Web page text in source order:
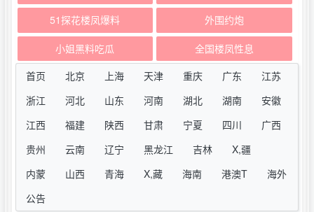
51探花楼凤爆料 外围约炮
小姐黑料吃瓜
全国楼凤性息
首页
北京 上海 天津 重庆 广东
江苏
浙江
河北 山东 河南 湖北 湖南
安徽
江西
福建 陕西 甘肃 宁夏 四川
广西
贵州
云南 辽宁 黑龙江 吉林
X,疆
内蒙
山西 青海 X,藏 海南 港澳T
海外
公告